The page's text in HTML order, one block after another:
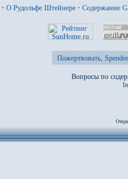
· О Рудольфе Штейнере · Содержание
Пожертвовать,
Вопросы по